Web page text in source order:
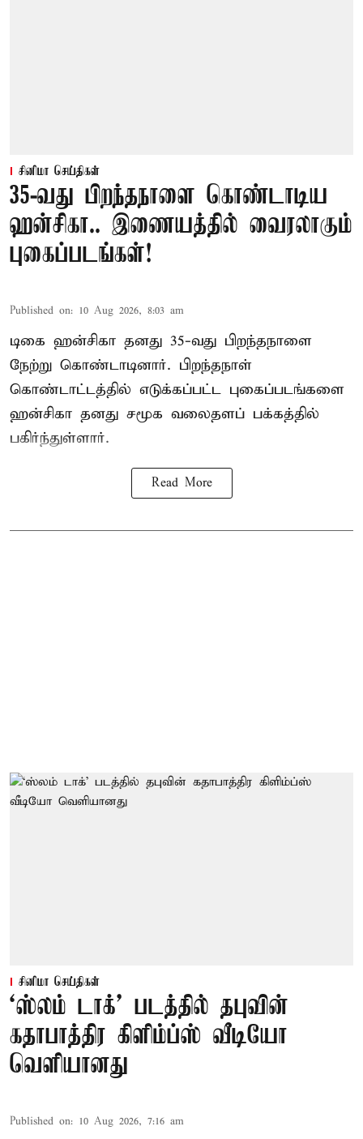
சினிமா செய்திகள்
35-வது பிறந்தநாளை கொண்டாடிய
ஹன்சிகா.. இணையத்தில் வைரலாகும்
புகைப்படங்கள்!
Published on: 10 Aug 2026, 8:03 am
டிகை ஹன்சிகா தனது 35-வது பிறந்தநாளை
நேற்று கொண்டாடினார். பிறந்தநாள்
கொண்டாட்டத்தில் எடுக்கப்பட்ட புகைப்படங்களை
ஹன்சிகா தனது சமூக வலைதளப் பக்கத்தில்
பகிர்ந்துள்ளார்.
Read More
சினிமா செய்திகள்
‘ஸ்லம் டாக்’ படத்தில் தபுவின்
கதாபாத்திர கிளிம்ப்ஸ் வீடியோ
வெளியானது
Published on: 10 Aug 2026, 7:16 am